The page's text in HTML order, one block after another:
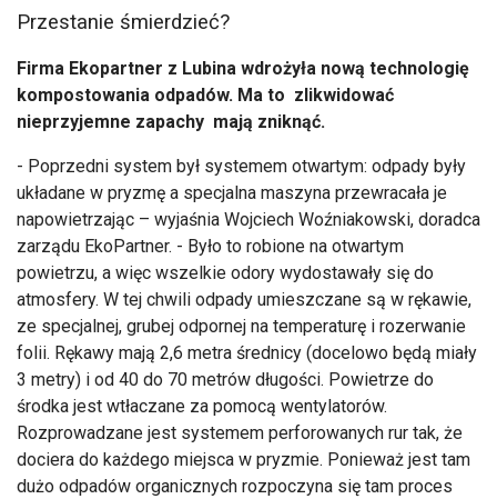
Przestanie śmierdzieć?
Firma Ekopartner z Lubina wdrożyła nową technologię
kompostowania odpadów. Ma to zlikwidować
nieprzyjemne zapachy mają zniknąć.
- Poprzedni system był systemem otwartym: odpady były
układane w pryzmę a specjalna maszyna przewracała je
napowietrzając – wyjaśnia Wojciech Woźniakowski, doradca
zarządu EkoPartner. - Było to robione na otwartym
powietrzu, a więc wszelkie odory wydostawały się do
atmosfery. W tej chwili odpady umieszczane są w rękawie,
ze specjalnej, grubej odpornej na temperaturę i rozerwanie
folii. Rękawy mają 2,6 metra średnicy (docelowo będą miały
3 metry) i od 40 do 70 metrów długości. Powietrze do
środka jest wtłaczane za pomocą wentylatorów.
Rozprowadzane jest systemem perforowanych rur tak, że
dociera do każdego miejsca w pryzmie. Ponieważ jest tam
dużo odpadów organicznych rozpoczyna się tam proces